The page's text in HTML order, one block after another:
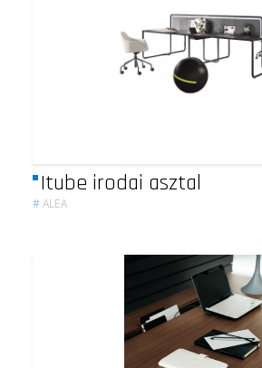
Itube irodai asztal
#ALEA